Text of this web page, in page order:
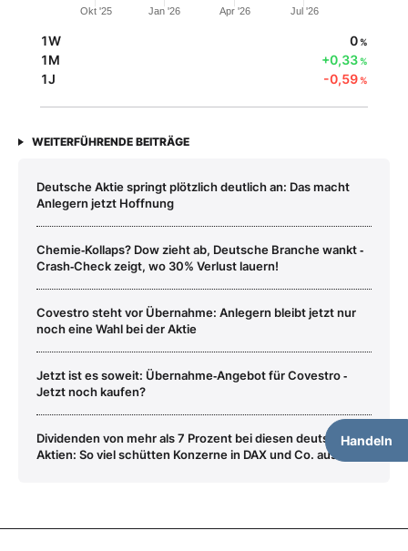
Handeln
Okt '25 Jan '26 Apr '26 Jul '26
1W 0%
1M +0,33%
1J -0,59%
WEITERFÜHRENDE BEITRÄGE
Deutsche Aktie springt plötzlich deutlich an: Das macht
Anlegern jetzt Hoffnung
Chemie‑Kollaps? Dow zieht ab, Deutsche Branche wankt ‑
Crash‑Check zeigt, wo 30% Verlust lauern!
Covestro steht vor Übernahme: Anlegern bleibt jetzt nur
noch eine Wahl bei der Aktie
Jetzt ist es soweit: Übernahme‑Angebot für Covestro ‑
Jetzt noch kaufen?
Dividenden von mehr als 7 Prozent bei diesen deutschen
Aktien: So viel schütten Konzerne in DAX und Co. aus